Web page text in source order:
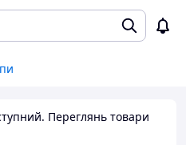
Переглянь товари